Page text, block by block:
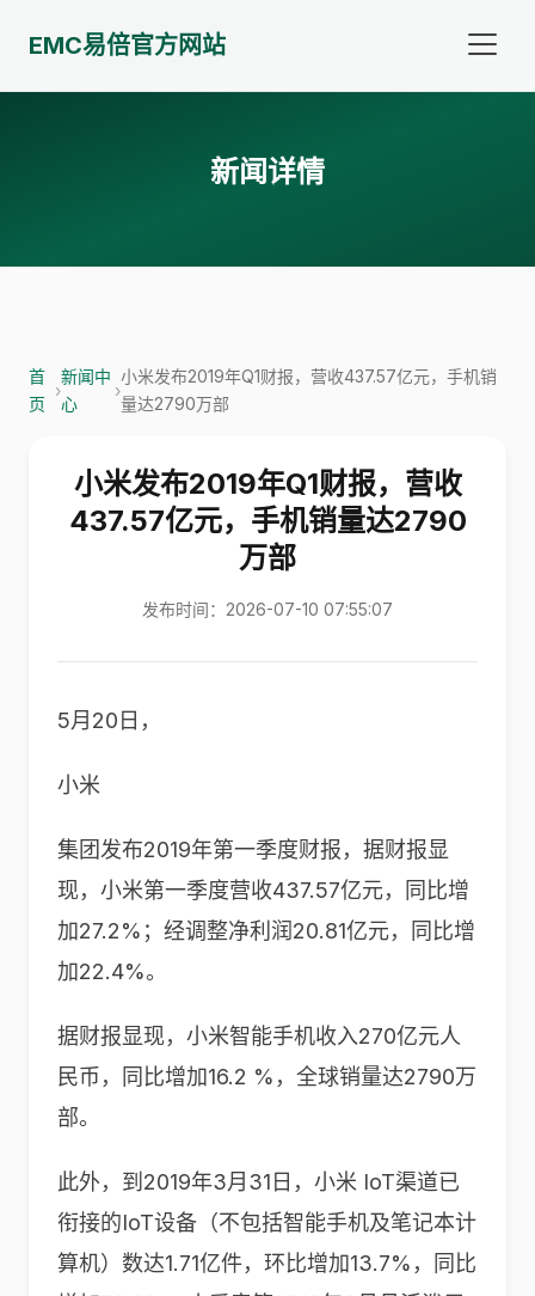
EMC易倍官方网站
新闻详情
首
页
›
新闻中
心
›
小米发布2019年Q1财报，营收437.57亿元，手机销
量达2790万部
小米发布2019年Q1财报，营收
437.57亿元，手机销量达2790
万部
发布时间：2026-07-10 07:55:07
5月20日，
小米
集团发布2019年第一季度财报，据财报显
现，小米第一季度营收437.57亿元，同比增
加27.2%；经调整净利润20.81亿元，同比增
加22.4%。
据财报显现，小米智能手机收入270亿元人
民币，同比增加16.2 %，全球销量达2790万
部。
此外，到2019年3月31日，小米 IoT渠道已
衔接的IoT设备（不包括智能手机及笔记本计
算机）数达1.71亿件，环比增加13.7%，同比